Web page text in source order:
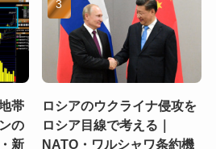
帯
の
新
ロシアのウクライナ侵攻を
ロシア目線で考える｜
NATO・ワルシャワ条約機